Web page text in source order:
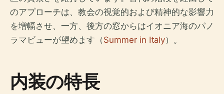
のアプローチは、教会の視覚的および精神的な影響力
を増幅させ、一方、後方の窓からはイオニア海のパノ
ラマビューが望めます（Summer in Italy）。
内装の特長